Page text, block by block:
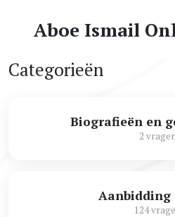
Aboe Ismail
Categorieën
Biografieën en
2
Aanbidding
124